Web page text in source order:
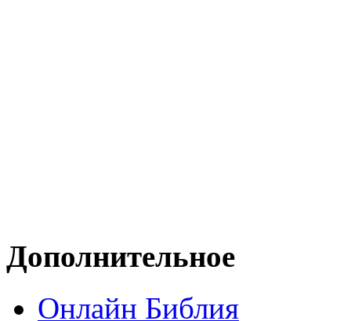
Дополнительное
Онлайн Библия